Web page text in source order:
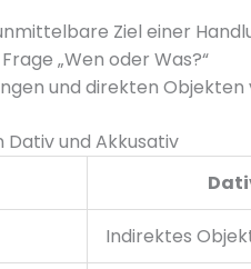
Ziel einer
„Wen oder Was?“
und direkten
und Akkusativ
Indirektes